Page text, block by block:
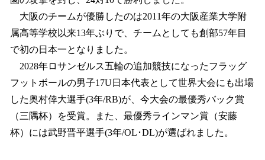
大阪のチームが優勝したのは2011年の大阪産業大学附
属高等学校以来13年ぶりで、チームとしても創部57年目
で初の日本一となりました。
2028年ロサンゼルス五輪の追加競技になったフラッグ
フットボールの男子17U日本代表として世界大会にも出場
した奥村倖大選手(3年/RB)が、今大会の最優秀バック賞
（三隅杯）を受賞。また、最優秀ラインマン賞（安藤
杯）には武野晋平選手(3年/OL･DL)が選ばれました。